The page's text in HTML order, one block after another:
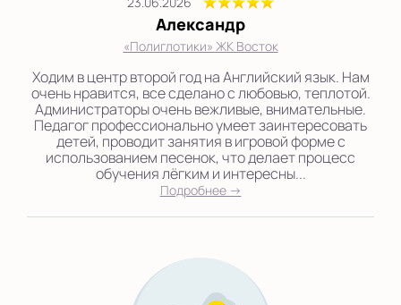
Александр
«Полиглотики» ЖК Восток
Ходим в центр второй год на Английский язык. Нам
очень нравится, все сделано с любовью, теплотой.
Администраторы очень вежливые, внимательные.
Педагог профессионально умеет заинтересовать
детей, проводит занятия в игровой форме с
использованием песенок, что делает процесс
обучения лёгким и интересны...
Подробнее →